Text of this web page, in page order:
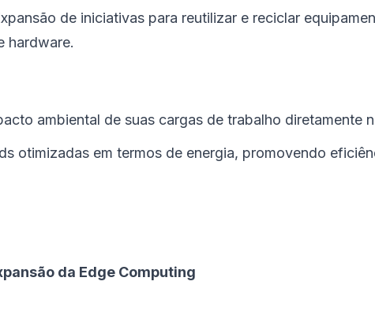
de iniciativas para reutilizar e reciclar
hardware.
ambiental de suas cargas de trabalho diretamente
otimizadas em termos de energia, promovendo
da Edge Computing